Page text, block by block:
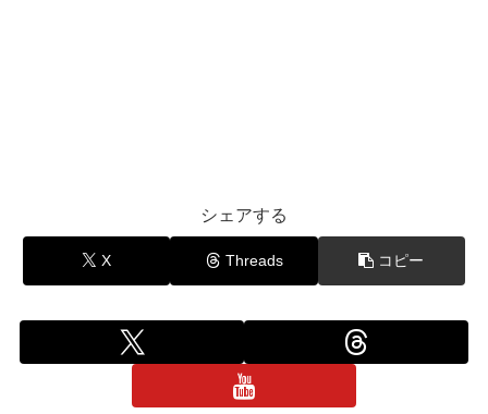
シェアする
X Threads コピー